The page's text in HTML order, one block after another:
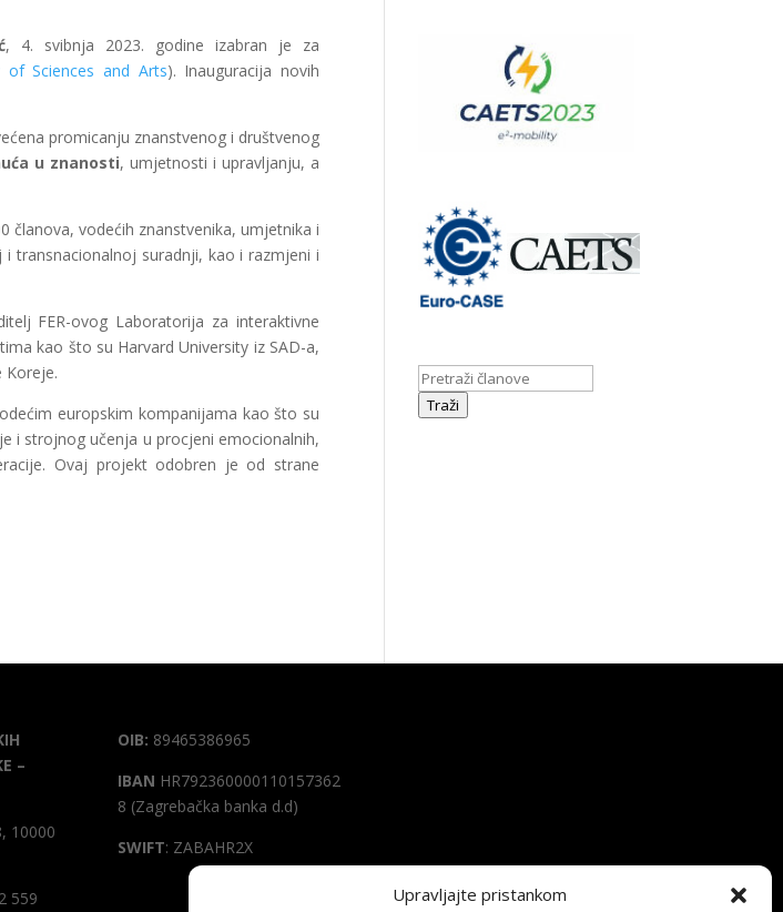
Upravljajte pristankom
, 4. svibnja 2023. godine izabran je za
of Sciences and Arts). Inauguracija novih
promicanju znanstvenog i društvenog
u znanosti, umjetnosti i upravljanju, a
članova, vodećih znanstvenika, umjetnika i
transnacionalnoj suradnji, kao i razmjeni i
FER-ovog Laboratorija za interaktivne
kao što su Harvard University iz SAD-a,
Koreje.
europskim kompanijama kao što su
i strojnog učenja u procjeni emocionalnih,
Ovaj projekt odobren je od strane
Traži
–
10000
559
OIB: 89465386965
IBAN HR792360000110157362
8 (Zagrebačka banka d.d)
SWIFT: ZABAHR2X